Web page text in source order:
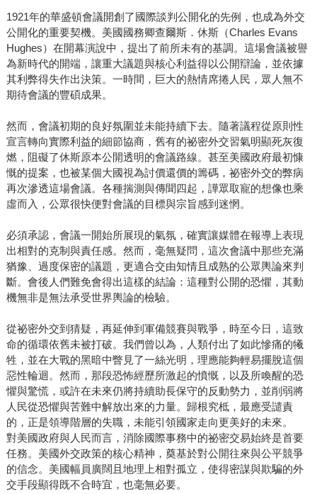
1921年的華盛頓會議開創了國際談判公開化的先例，也成為外交
公開化的重要契機。美國國務卿查爾斯．休斯（Charles Evans
Hughes）在開幕演說中，提出了前所未有的基調。這場會議被譽
為新時代的開端，讓重大議題與核心利益得以公開辯論，並依據
其利弊得失作出決策。一時間，巨大的熱情席捲人民，眾人無不
期待會議的豐碩成果。
然而，會議初期的良好氛圍並未能持續下去。隨著議程從原則性
宣言轉向實際利益的細節協商，舊有的祕密外交習氣明顯死灰復
燃，阻礙了休斯原本公開透明的會議路線。甚至美國政府最初慷
慨的提案，也被某個大國視為討價還價的籌碼，祕密外交的弊病
再次滲透這場會議。各種揣測與傳聞四起，譁眾取寵的想像也乘
虛而入，公眾很快便對會議的目標與宗旨感到迷惘。
必須承認，會議一開始所展現的氣氛，確實讓媒體在報導上表現
出相對的克制與責任感。然而，毫無疑問，這次會議中那些充滿
猶豫、過度保密的議題，更適合交由知情且成熟的公眾輿論來判
斷。會後人們難免會得出這樣的結論：這種對公開的恐懼，其動
機無非是無法承受世界輿論的檢驗。
從祕密外交到猜疑，再延伸到軍備競賽與戰爭，時至今日，這致
命的循環依舊未被打破。我們曾以為，人類付出了如此慘痛的犧
牲，並在大戰的黑暗中瞥見了一絲光明，理應能夠輕易擺脫這個
惡性輪迴。然而，那段恐怖經歷所激起的憤慨，以及所喚醒的恐
懼與驚慌，或許在未來仍將持續助長保守的反動勢力，並削弱將
人民從恐懼與苦難中解放出來的力量。歸根究柢，最應受譴責
的，正是領導階層的失職，未能引領國家走向更美好的未來。
對美國政府與人民而言，消除國際事務中的祕密交易始終是首要
任務。美國外交政策的核心精神，奠基於對公開往來與公平競爭
的信念。美國幅員廣闊且地理上相對孤立，使得密謀與欺騙的外
交手段顯得既不合時宜，也毫無必要。